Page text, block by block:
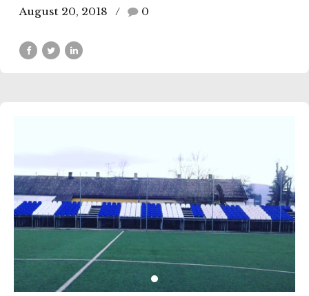
August 20, 2018 0